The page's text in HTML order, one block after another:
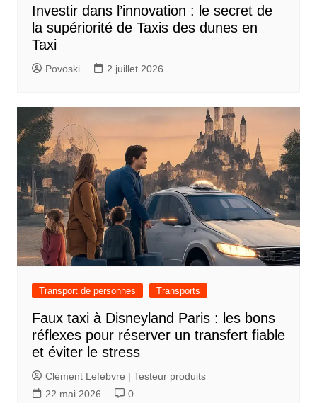
t
i
c
l
e
Investir dans l’innovation : le secret de
la supériorité de Taxis des dunes en
Taxi
Povoski 2 juillet 2026
Transport de personnes Transports
Faux taxi à Disneyland Paris : les bons
réflexes pour réserver un transfert fiable
et éviter le stress
Clément Lefebvre | Testeur produits
22 mai 2026
0